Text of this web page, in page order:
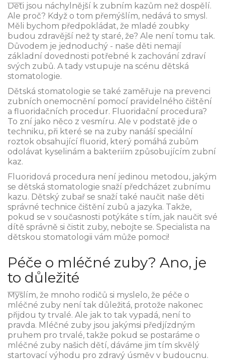
Děti jsou náchylnější k zubním kazům než dospělí.
Ale proč? Když o tom přemýšlím, nedává to smysl.
Měli bychom předpokládat, že mladé zoubky
budou zdravější než ty staré, že? Ale není tomu tak.
Důvodem je jednoduchý - naše děti nemají
základní dovednosti potřebné k zachování zdraví
svých zubů. A tady vstupuje na scénu dětská
stomatologie.
Dětská stomatologie se také zaměřuje na prevenci
zubních onemocnění pomocí pravidelného čištění
a fluoridačních procedur. Fluoridační procedura?
To zní jako něco z vesmíru. Ale v podstatě jde o
techniku, při které se na zuby nanáší speciální
roztok obsahující fluorid, který pomáhá zubům
odolávat kyselinám a bakteriím způsobujícím zubní
kaz.
Fluoridová procedura není jedinou metodou, jakým
se dětská stomatologie snaží předcházet zubnímu
kazu. Dětský zubař se snaží také naučit naše děti
správné technice čištění zubů a jazyka. Takže,
pokud se v současnosti potýkáte s tím, jak naučit své
dítě správně si čistit zuby, nebojte se. Specialista na
dětskou stomatologii vám může pomoci!
Péče o mléčné zuby? Ano, je
to důležité
Myslím, že mnoho rodičů si myslelo, že péče o
mléčné zuby není tak důležitá, protože nakonec
přijdou ty trvalé. Ale jak to tak vypadá, není to
pravda. Mléčné zuby jsou jakýmsi předjízdným
pruhem pro trvalé, takže pokud se postaráme o
mléčné zuby našich dětí, dáváme jim tím skvělý
startovací výhodu pro zdravý úsměv v budoucnu.